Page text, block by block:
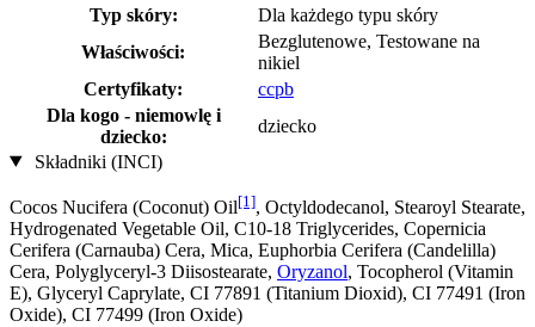
Typ skóry:
Dla każdego typu skóry
Właściwości:
Bezglutenowe, Testowane na
nikiel
Certyfikaty:
ccpb
Dla kogo - niemowlę i
dziecko:
dziecko
Składniki (INCI)
Cocos Nucifera (Coconut) Oil[1], Octyldodecanol, Stearoyl Stearate,
Hydrogenated Vegetable Oil, C10-18 Triglycerides, Copernicia
Cerifera (Carnauba) Cera, Mica, Euphorbia Cerifera (Candelilla)
Cera, Polyglyceryl-3 Diisostearate, Oryzanol, Tocopherol (Vitamin
E), Glyceryl Caprylate, CI 77891 (Titanium Dioxid), CI 77491 (Iron
Oxide), CI 77499 (Iron Oxide)